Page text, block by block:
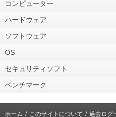
コンピューター
ハードウェア
ソフトウェア
OS
セキュリティソフト
ベンチマーク
ホーム このサイトについて 過去ログ